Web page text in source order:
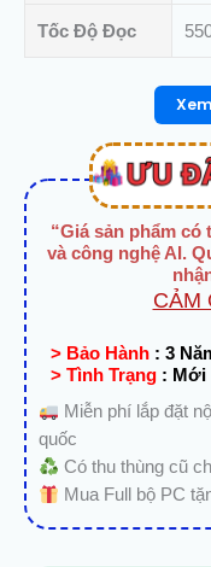
Tốc Độ Đọc
“Giá sản phẩm
và công nghệ AI.
CẢM
> Bảo Hành : 3
> Tình Trạng : Mới
Miễn phí lắp đặt
quốc
Có thu thùng cũ
Mua Full bộ PC